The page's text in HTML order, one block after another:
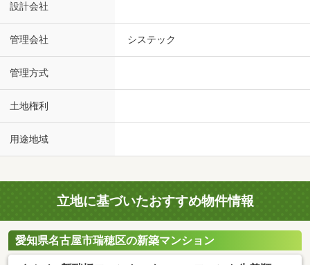
設計会社
管理会社 システック
管理方式
土地権利
用途地域
立地に基づいたおすすめ物件情報
愛知県名古屋市瑞穂区の新築マンション